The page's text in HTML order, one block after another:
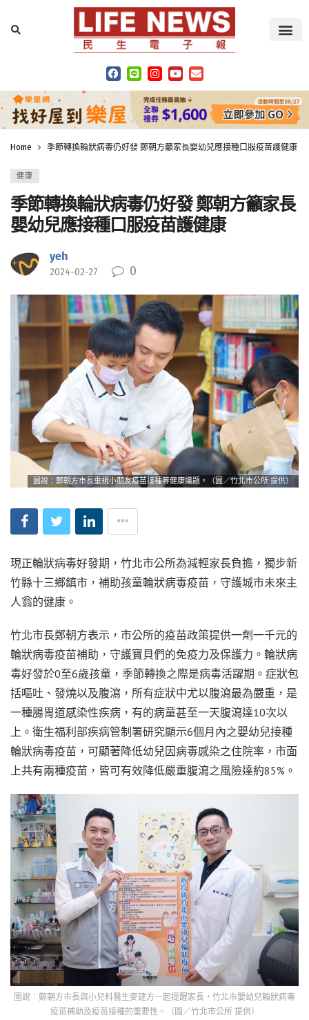
Home 季節轉換輪狀病毒仍好發 鄭朝方籲家長嬰幼兒應接種口服疫苗護健康
健康
季節轉換輪狀病毒仍好發 鄭朝方籲家長
嬰幼兒應接種口服疫苗護健康
yeh
2024-02-27 0
圖說：鄭朝方市長重視小朋友疫苗接種等健康議題。（圖／竹北市公所 提供）
現正輪狀病毒好發期，竹北市公所為減輕家長負擔，獨步新
竹縣十三鄉鎮市，補助孩童輪狀病毒疫苗，守護城市未來主
人翁的健康。
竹北市長鄭朝方表示，市公所的疫苗政策提供一劑一千元的
輪狀病毒疫苗補助，守護寶貝們的免疫力及保護力。輪狀病
毒好發於0至6歲孩童，季節轉換之際是病毒活躍期。症狀包
括嘔吐、發燒以及腹瀉，所有症狀中尤以腹瀉最為嚴重，是
一種腸胃道感染性疾病，有的病童甚至一天腹瀉達10次以
上。衛生福利部疾病管制署研究顯示6個月內之嬰幼兒接種
輪狀病毒疫苗，可顯著降低幼兒因病毒感染之住院率，市面
上共有兩種疫苗，皆可有效降低嚴重腹瀉之風險達約85%。
圖說：鄭朝方市長與小兒科醫生麥建方一起提醒家長，竹北市嬰幼兒輪狀病毒
疫苗補助及疫苗接種的重要性。（圖／竹北市公所 提供）